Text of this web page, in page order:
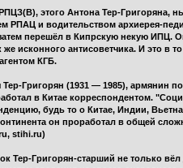
этого Антона Тер-Григоряна,
РПАЦ и водительством архиерея-
перешёл в Кипрскую некую ИПЦ.
же исконного антисоветчика. И это в
КГБ.
Григорян (1931 — 1985), армянин
в Китае корреспондентом.
будь то о Китае, Индии,
он проработал в общей
stihi.ru)
Тер-Григорян-старший не только